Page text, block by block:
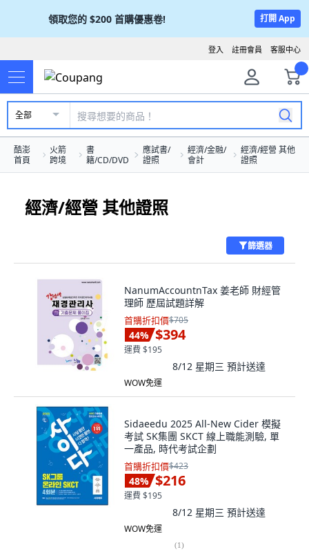
領取您的 $200 首購優惠卷! 打開 App
客服中心
註冊會員
登入
全部
酷澎
首頁
火箭
跨境
書
籍/CD/DVD
應試書/
證照
經濟/金融/
會計
經濟/經營 其他
證照
經濟/經營 其他證照
篩選器
NanumAccountnTax 姜老師 財經管
理師 歷屆試題詳解
首購折扣價$705
44% $394
運費 $195
8/12 星期三 預計送達
WOW免運
Sidaeedu 2025 All-New Cider 模擬
考試 SK集團 SKCT 線上職能測驗, 單
一產品, 時代考試企劃
首購折扣價$423
48% $216
運費 $195
8/12 星期三 預計送達
WOW免運
(1)